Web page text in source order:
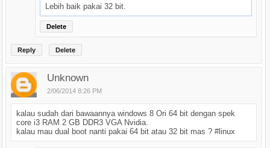
Lebih baik pakai 32 bit.
Delete
Reply Delete
Unknown
2/06/2014 8:26 PM
kalau sudah dari bawaannya windows 8 Ori 64 bit dengan spek
core i3 RAM 2 GB DDR3 VGA Nvidia.
kalau mau dual boot nanti pakai 64 bit atau 32 bit mas ? #linux